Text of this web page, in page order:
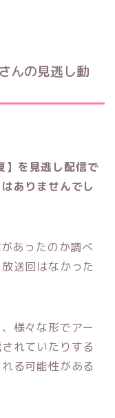
んの見逃し動
】を見逃し配信で
ありませんでし
あったのか調べ
送回はなかった
様々な形でアー
れていたりする
る可能性がある